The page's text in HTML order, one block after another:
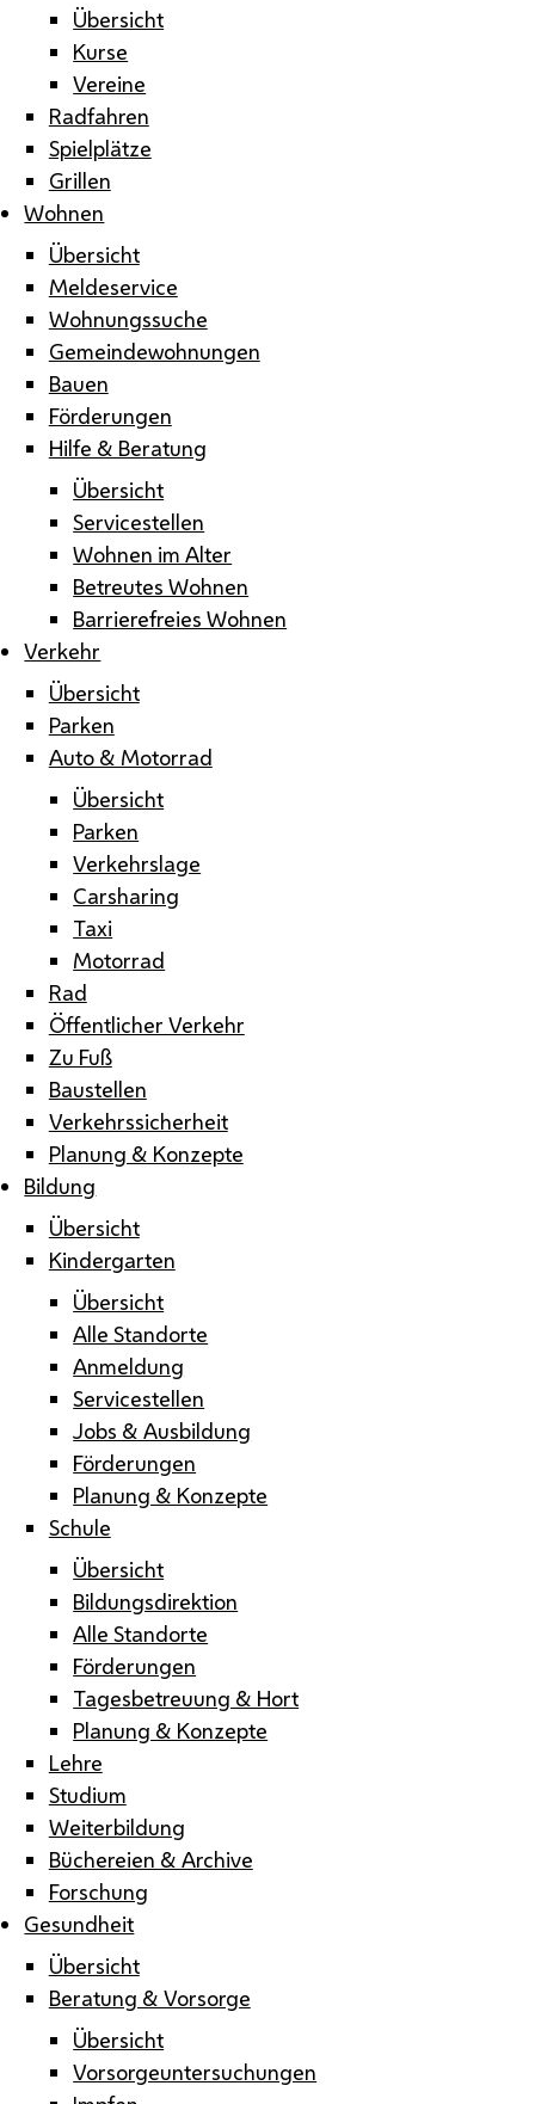
Übersicht
Kurse
Vereine
Radfahren
Spielplätze
Grillen
Wohnen
Übersicht
Meldeservice
Wohnungssuche
Gemeindewohnungen
Bauen
Förderungen
Hilfe & Beratung
Übersicht
Servicestellen
Wohnen im Alter
Betreutes Wohnen
Barrierefreies Wohnen
Verkehr
Übersicht
Parken
Auto & Motorrad
Übersicht
Parken
Verkehrslage
Carsharing
Taxi
Motorrad
Rad
Öffentlicher Verkehr
Zu Fuß
Baustellen
Verkehrssicherheit
Planung & Konzepte
Bildung
Übersicht
Kindergarten
Übersicht
Alle Standorte
Anmeldung
Servicestellen
Jobs & Ausbildung
Förderungen
Planung & Konzepte
Schule
Übersicht
Bildungsdirektion
Alle Standorte
Förderungen
Tagesbetreuung & Hort
Planung & Konzepte
Lehre
Studium
Weiterbildung
Büchereien & Archive
Forschung
Gesundheit
Übersicht
Beratung & Vorsorge
Übersicht
Vorsorgeuntersuchungen